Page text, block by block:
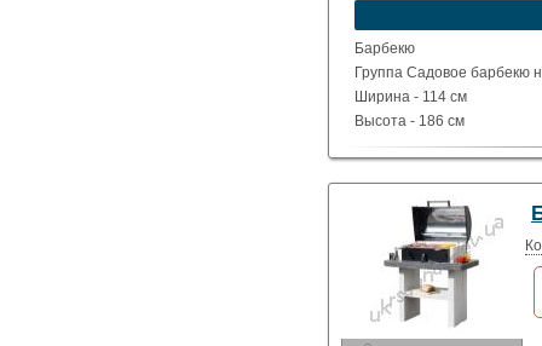
устроит?
Указать цену
Барбекю
Группа Садовое барбекю
Ширина - 114 см
Высота - 186 см
Глубина - 71 см